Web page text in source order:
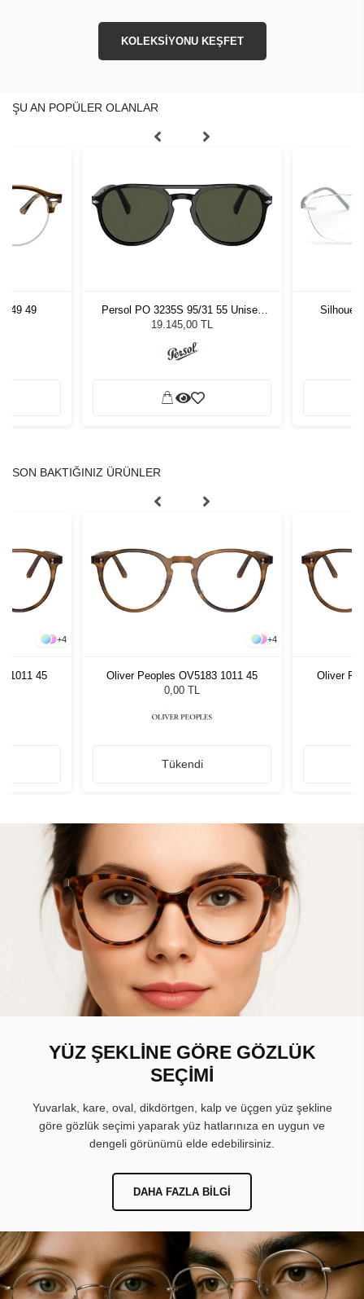
KOLEKSİYONU KEŞFET
ŞU AN POPÜLER OLANLAR
49
Persol PO 3235S 95/31 55 Unisex
Güneş Gözlüğü
19.145,00 TL
SON BAKTIĞINIZ ÜRÜNLER
+4
1011 45
+4
Oliver Peoples OV5183 1011 45
0,00 TL
Tükendi
Oliver
YÜZ ŞEKLİNE GÖRE GÖZLÜK
SEÇİMİ
Yuvarlak, kare, oval, dikdörtgen, kalp ve üçgen yüz şekline
göre gözlük seçimi yaparak yüz hatlarınıza en uygun ve
dengeli görünümü elde edebilirsiniz.
DAHA FAZLA BILGI